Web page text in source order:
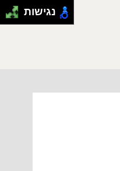
נגישות